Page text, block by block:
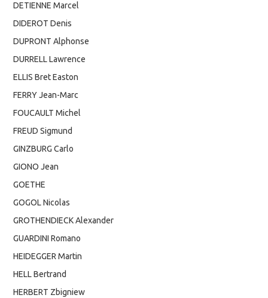
DETIENNE Marcel
DIDEROT Denis
DUPRONT Alphonse
DURRELL Lawrence
ELLIS Bret Easton
FERRY Jean-Marc
FOUCAULT Michel
FREUD Sigmund
GINZBURG Carlo
GIONO Jean
GOETHE
GOGOL Nicolas
GROTHENDIECK Alexander
GUARDINI Romano
HEIDEGGER Martin
HELL Bertrand
HERBERT Zbigniew